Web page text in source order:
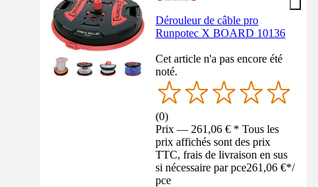
Dérouleur de câble pro
Runpotec X BOARD 10136
Cet article n'a pas encore été
noté.
(0)
Prix — 261,06 € * Tous les
prix affichés sont des prix
TTC, frais de livraison en sus
si nécessaire par pce261,06 €*/
pce